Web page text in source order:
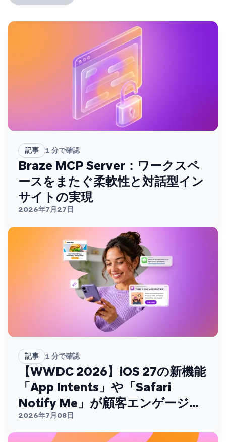
記事 1 分で確認
Braze MCP Server：ワークスペ
ースをまたぐ柔軟性と対話型イン
サイトの実現
2026年7月27日
記事 1 分で確認
【WWDC 2026】iOS 27の新機能
「App Intents」や「Safari
Notify Me」が顧客エンゲージメ
ントを変える
2026年7月08日